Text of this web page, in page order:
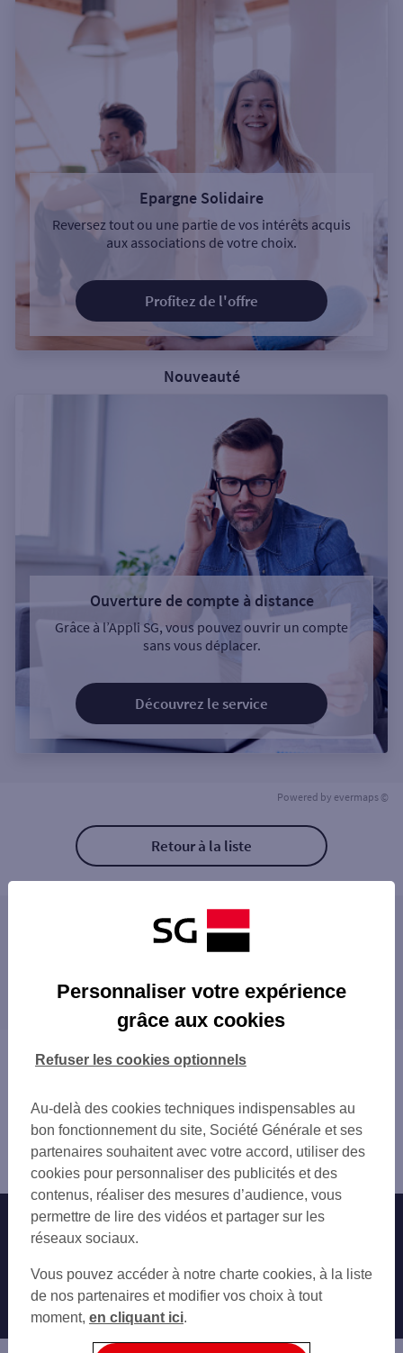
Epargne Solidaire
Reversez tout ou une partie de vos intérêts acquis
aux associations de votre choix.
Profitez de l'offre
Nouveauté
Ouverture de compte à distance
Grâce à l’Appli SG, vous pouvez ouvrir un compte
sans vous déplacer.
Découvrez le service
Powered by evermaps ©
Retour à la liste
Les distributeurs/automates à proximité
DAGNEUX 1103 RUE DE GENEVE
LAGNIEU 46 RUE PASTEUR
AMBERIEU EN BUGEY 13 RUE ALEXANDRE
VILLARS LES DOMBES 434 AV CHARLES D
PONT DE CHERUY 8 RUE GRAMMONT
PONT D'AIN 1 RUE BERNARD GANGLOFF
MIRIBEL 1032 GDE RUE
MEYZIEU 7 RUE LOUIS SAULNIER
MEYZIEU
DECINES CHARPIEU 218 AV JEAN JAURES
DECINES CHARPIEU
VAULX EN VELIN 59-61 AV GARIBALDI
CHASSIEU 5 AV DU PROGRES
proximité
AMBÉRIEU-EN-BUGEY
DÉCINES-CHARPIEU
CHASSIEU
Vous êtes ici : Accueil
Meximieux
Distributeur/automate MEXIMIEUX 23 RUE DE LYON
Nos engagements Nous contacter
Autres sites SG
Professionnels
Entreprises
Personnaliser votre expérience
grâce aux cookies
Au-delà des cookies techniques indispensables au
bon fonctionnement du site, Société Générale et ses
partenaires souhaitent avec votre accord, utiliser des
cookies pour personnaliser des publicités et des
contenus, réaliser des mesures d’audience, vous
permettre de lire des vidéos et partager sur les
réseaux sociaux.
Vous pouvez accéder à notre charte cookies, à la liste
de nos partenaires et modifier vos choix à tout
moment, en cliquant ici.
Refuser les cookies optionnels